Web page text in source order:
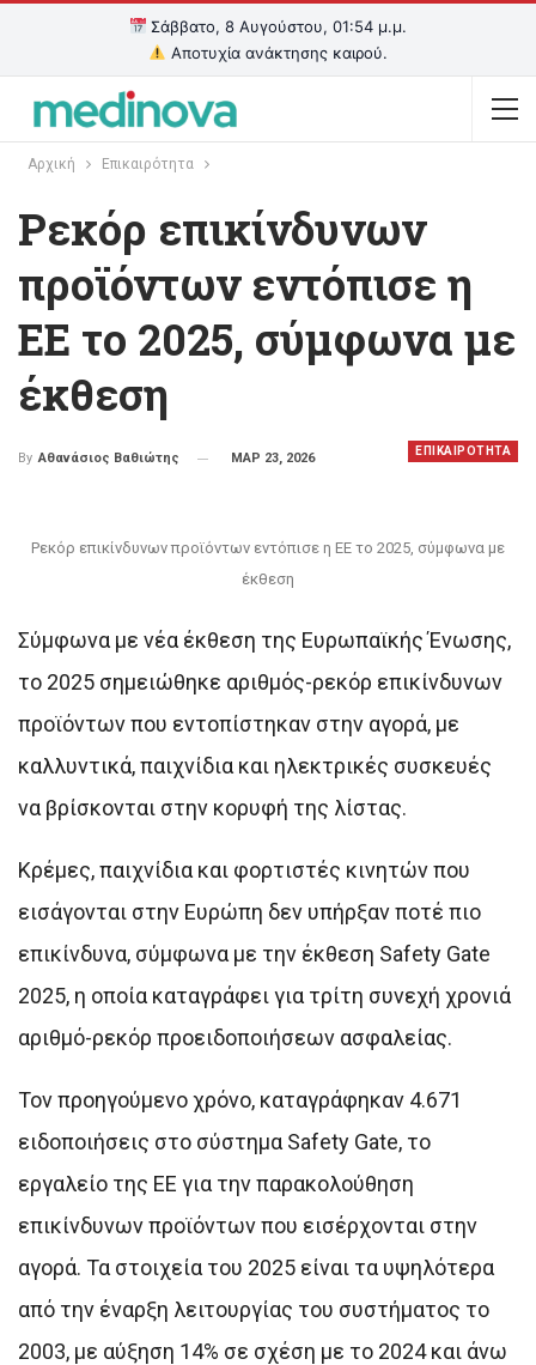
Σάββατο, 8 Αυγούστου, 01:54 μ.μ.
Αποτυχία ανάκτησης καιρού.
Αρχική Επικαιρότητα
Ρεκόρ επικίνδυνων
προϊόντων εντόπισε η
ΕΕ το 2025, σύμφωνα με
έκθεση
ΕΠΙΚΑΙΡΟΤΗΤΑ
By Αθανάσιος Βαθιώτης ΜΑΡ 23, 2026
Ρεκόρ επικίνδυνων προϊόντων εντόπισε η ΕΕ το 2025, σύμφωνα με
έκθεση
Σύμφωνα με νέα έκθεση της Ευρωπαϊκής Ένωσης,
το 2025 σημειώθηκε αριθμός-ρεκόρ επικίνδυνων
προϊόντων που εντοπίστηκαν στην αγορά, με
καλλυντικά, παιχνίδια και ηλεκτρικές συσκευές
να βρίσκονται στην κορυφή της λίστας.
Κρέμες, παιχνίδια και φορτιστές κινητών που
εισάγονται στην Ευρώπη δεν υπήρξαν ποτέ πιο
επικίνδυνα, σύμφωνα με την έκθεση Safety Gate
2025, η οποία καταγράφει για τρίτη συνεχή χρονιά
αριθμό-ρεκόρ προειδοποιήσεων ασφαλείας.
Τον προηγούμενο χρόνο, καταγράφηκαν 4.671
ειδοποιήσεις στο σύστημα Safety Gate, το
εργαλείο της ΕΕ για την παρακολούθηση
επικίνδυνων προϊόντων που εισέρχονται στην
αγορά. Τα στοιχεία του 2025 είναι τα υψηλότερα
από την έναρξη λειτουργίας του συστήματος το
2003, με αύξηση 14% σε σχέση με το 2024 και άνω